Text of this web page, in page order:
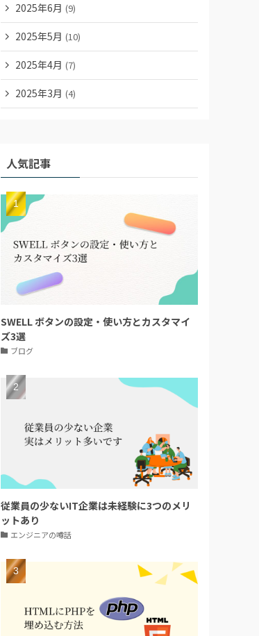
2025年6月 (9)
2025年5月 (10)
2025年4月 (7)
2025年3月 (4)
人気記事
SWELL ボタンの設定・使い方とカスタマイ
ズ3選
ブログ
従業員の少ないIT企業は未経験に3つのメリ
ットあり
エンジニアの噂話